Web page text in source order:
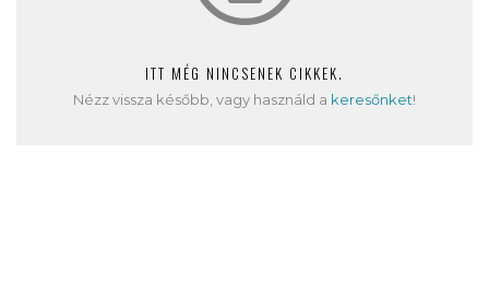
ITT MÉG NINCSENEK CIKKEK.
Nézz vissza később, vagy használd a keresőnket!